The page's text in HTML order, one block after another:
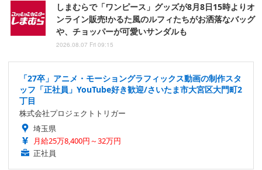
しまむらで「ワンピース」グッズが8月8日15時よりオ
ンライン販売!かるた風のルフィたちがお洒落なバッグ
や、チョッパーが可愛いサンダルも
2026.08.07 Fri 09:15
「27卒」アニメ・モーショングラフィックス動画の制作スタ
ッフ「正社員」YouTube好き歓迎/さいたま市大宮区大門町2
丁目
株式会社プロジェクトトリガー
埼玉県
月給25万8,400円～32万円
正社員